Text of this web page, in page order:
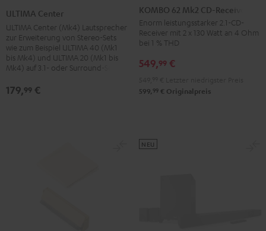
ULTIMA Center
ULTIMA Center (Mk4) Lautsprecher
zur Erweiterung von Stereo-Sets
wie zum Beispiel ULTIMA 40 (Mk1
bis Mk4) und ULTIMA 20 (Mk1 bis
Mk4) auf 3.1- oder Surround-Sets
179,99 €
62
Mk2
CD-
Receiver
Night
KOMBO 62 Mk2 CD-Receiver
Enorm leistungsstarker 2.1-CD-
Receiver mit 2 x 130 Watt an 4 Ohm
bei 1 % THD
549,99 €
599, 99 € Originalpreis
NEU